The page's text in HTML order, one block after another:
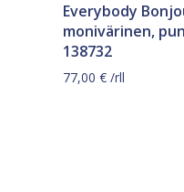
Everybody
monivärinen,
138732
77,00 €/rll